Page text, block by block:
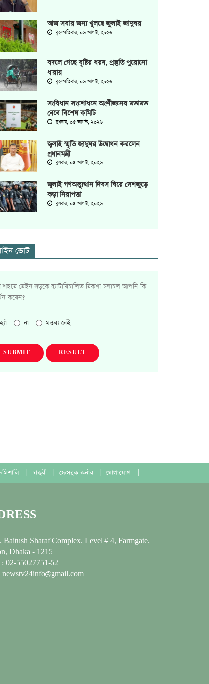
আজ সবার জন্য খুলছে জুলাই জাদুঘর
বৃহস্পতিবার, ০৬ আগস্ট, ২০২৬
বদলে গেছে বৃষ্টির ধরন, প্রস্তুতি পুরোনো
ধারায়
বৃহস্পতিবার, ০৬ আগস্ট, ২০২৬
সংবিধান সংশোধনে অংশীজনের মতামত
নেবে বিশেষ কমিটি
বুধবার, ০৫ আগস্ট, ২০২৬
জুলাই স্মৃতি জাদুঘর উদ্বোধন করলেন
প্রধানমন্ত্রী
বুধবার, ০৫ আগস্ট, ২০২৬
জুলাই গণঅভ্যুত্থান দিবস ঘিরে দেশজুড়ে
কড়া নিরাপত্তা
বুধবার, ০৫ আগস্ট, ২০২৬
ভোট
শহরে মেইন সড়কে ব্যাটারিচালিত রিকশা চলাচল আপনি কি
করেন?
হ্যাঁ না মন্তব্য নেই
SUBMIT RESULT
চাকুরী ফেসবুক কর্নার যোগাযোগ
Baitush Sharaf Complex, Level # 4, Farmgate,
Dhaka - 1215
: 02-55027751-52
newstv24info@gmail.com